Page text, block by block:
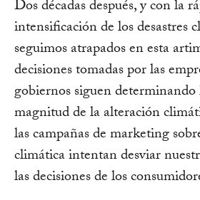
Dos décadas después, y con la
intensificación de los desastres
seguimos atrapados en esta
decisiones tomadas por las
gobiernos siguen
magnitud de la alteración
las campañas de marketing
climática intentan desviar
las decisiones de los